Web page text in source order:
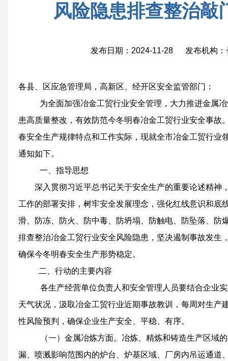
风险隐患排查整治敲
发布日期：2024-11-28 发布机构：
各县、区应急管理局，高新区、经开区安全监管部门：
为全面加强冶金工贸行业安全管理， 大力推进金属
患高质量整改， 有效防范今冬明春冶金工贸行业安全事故
春安全生产规律特点和工作实际，现就全市冶金工贸行业
通知如下。
一、指导思想
深入贯彻习近平总书记关于安全生产的重要论述精神
工作的部署安排，树牢安全发展理念，强化红线意识和底
滑、防冻、防火、防中毒、防坍塌、防触电、防坠落、防
排查整治冶金工贸行业安全风险隐患 ， 坚决遏制事故发生
确保今冬明春安全生产形势稳定。
二、 行动的主要内容
各生产经营单位负责人和安全管理人员要结合企业
天气状况，汲取冶金工贸行业近期事故教训，每周对生产
性风险预判
， 确保企业生产安全 平稳、有序。
（一）金属冶炼方面。冶炼、精炼和铸造生产区域
漏、喷溅影响范围内的炉台、炉基区域、厂房内吊运通道